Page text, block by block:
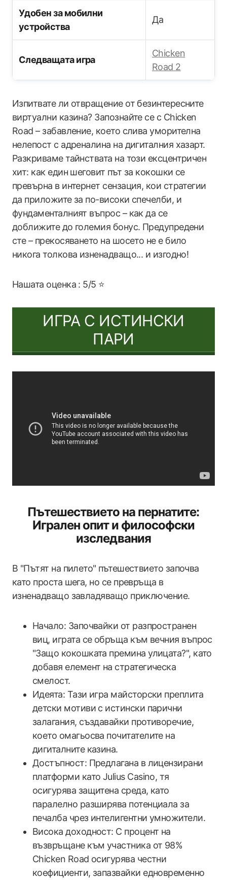
Удобен за мобилни
устройства
Да
Следващата игра
Chicken
Road 2
Изпитвате ли отвращение от безинтересните
виртуални казина? Запознайте се с Chicken
Road – забавление, което слива уморителна
нелепост с адреналина на дигиталния хазарт.
Разкриваме тайнствата на този ексцентричен
хит: как един шеговит път за кокошки се
превърна в интернет сензация, кои стратегии
да приложите за по-високи спечелби, и
фундаменталният въпрос – как да се
доближите до големия бонус. Предупредени
сте – прекосяването на шосето не е било
никога толкова изненадващо... и изгодно!
Нашата оценка : 5/5 ⭐
ИГРА С ИСТИНСКИ
ПАРИ
Пътешествието на пернатите:
Игрален опит и философски
изследвания
В "Пътят на пилето" пътешествието започва
като проста шега, но се превръща в
изненадващо завладяващо приключение.
Начало: Започвайки от разпространен
виц, играта се обръща към вечния въпрос
"Защо кокошката премина улицата?", като
добавя елемент на стратегическа
смелост.
Идеята: Тази игра майсторски преплита
детски мотиви с истински парични
залагания, създавайки противоречие,
което омагьосва почитателите на
дигиталните казина.
Достъпност: Предлагана в лицензирани
платформи като Julius Casino, тя
осигурява защитена среда, като
паралелно разширява потенциала за
печалба чрез интелигентни умножители.
Висока доходност: С процент на
възвръщане към участника от 98%
Chicken Road осигурява честни
коефициенти, запазвайки едновременно